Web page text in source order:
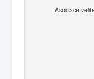
Asociace